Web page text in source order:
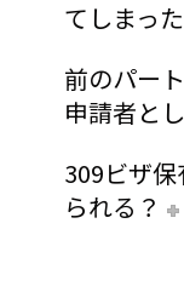
てしまっ
前のパー
申請者と
309ビザ
られる？